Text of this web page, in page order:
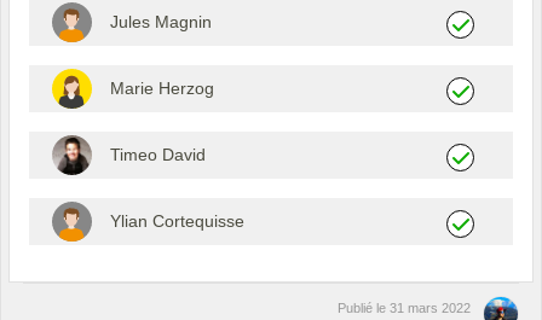
Jules Magnin
Marie Herzog
Timeo David
Ylian Cortequisse
Publié le 31 mars 2022